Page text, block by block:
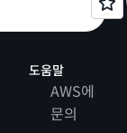
도움말
AWS에
문의